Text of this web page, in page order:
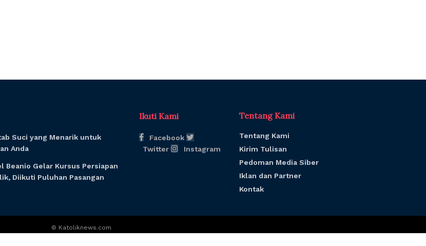
Suci yang Menarik untuk
Anda
Beanio Gelar Kursus Persiapan
Diikuti Puluhan Pasangan
Ikuti Kami
Facebook
Twitter
Instagram
Tentang Kami
Tentang Kami
Kirim Tulisan
Pedoman Media Siber
Iklan dan Partner
Kontak
© Katoliknews.com